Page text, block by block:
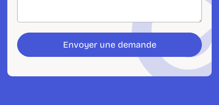
Envoyer une demande